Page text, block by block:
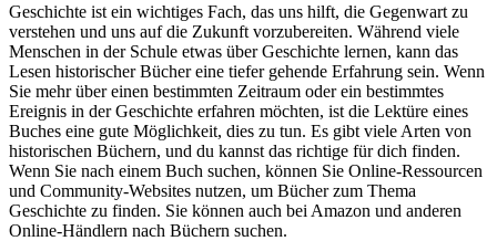
Geschichte ist ein wichtiges Fach, das uns hilft, die Gegenwart zu
verstehen und uns auf die Zukunft vorzubereiten. Während viele
Menschen in der Schule etwas über Geschichte lernen, kann das
Lesen historischer Bücher eine tiefer gehende Erfahrung sein. Wenn
Sie mehr über einen bestimmten Zeitraum oder ein bestimmtes
Ereignis in der Geschichte erfahren möchten, ist die Lektüre eines
Buches eine gute Möglichkeit, dies zu tun. Es gibt viele Arten von
historischen Büchern, und du kannst das richtige für dich finden.
Wenn Sie nach einem Buch suchen, können Sie Online-Ressourcen
und Community-Websites nutzen, um Bücher zum Thema
Geschichte zu finden. Sie können auch bei Amazon und anderen
Online-Händlern nach Büchern suchen.